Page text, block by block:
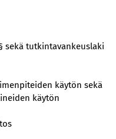
sekä tutkintavankeuslaki
käytön sekä
käytön